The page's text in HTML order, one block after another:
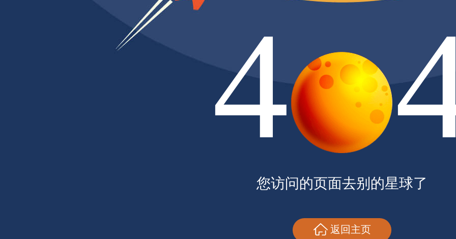
4
您访问的页面去别的星球了
返回主页